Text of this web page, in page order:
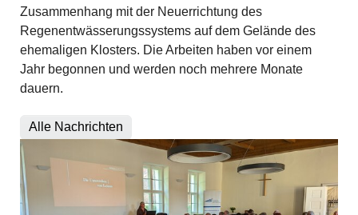
Zusammenhang mit der Neuerrichtung des
Regenentwässerungssystems auf dem Gelände des
ehemaligen Klosters. Die Arbeiten haben vor einem
Jahr begonnen und werden noch mehrere Monate
dauern.
Alle Nachrichten